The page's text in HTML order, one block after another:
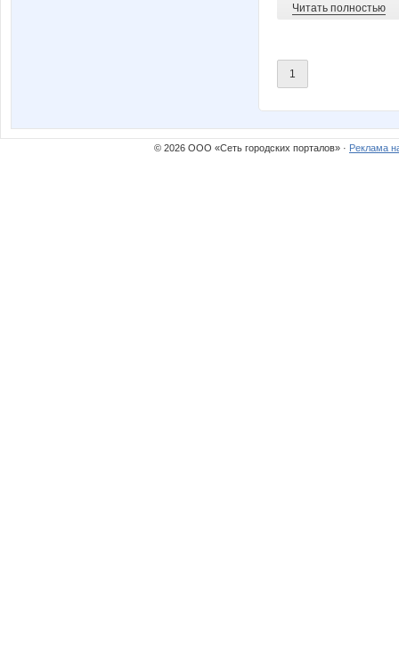
Читать полностью
1
© 2026 ООО «Сеть городских порталов» · Реклама